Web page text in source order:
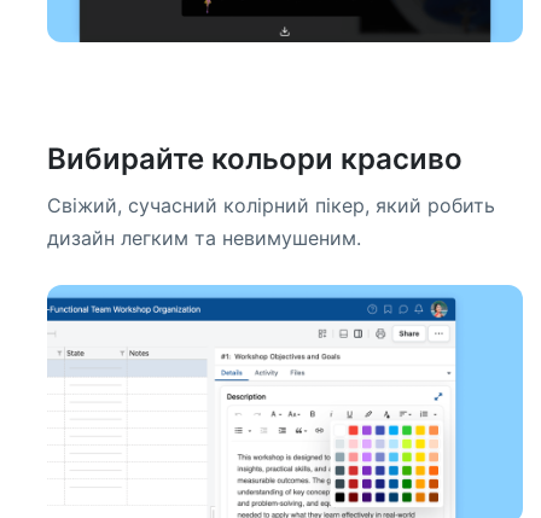
Вибирайте кольори красиво
Свіжий, сучасний колірний пікер, який робить
дизайн легким та невимушеним.